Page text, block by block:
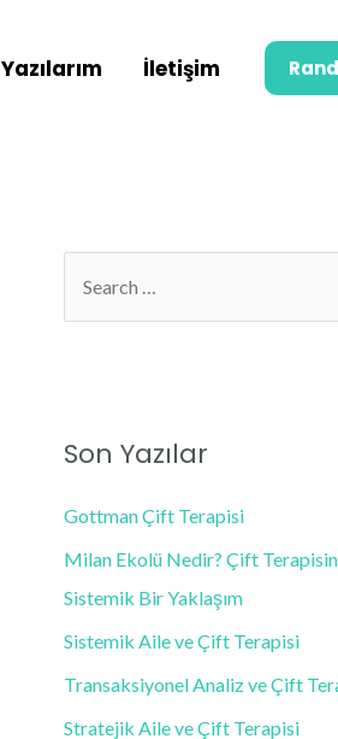
Yazılarım İletişim
h
Son Yazılar
Gottman Çift Terapisi
Milan Ekolü Nedir? Çift
Sistemik Bir Yaklaşım
Sistemik Aile ve Çift Terapisi
Transaksiyonel Analiz ve Çift
Stratejik Aile ve Çift Terapisi